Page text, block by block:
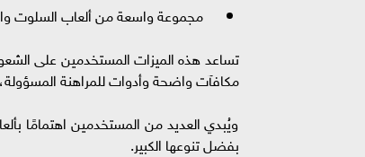
مجموعة واسعة من ألعاب السلوت
تساعد هذه الميزات المستخدمين على
مكافآت واضحة وأدوات للمراهنة
ويُبدي العديد من المستخدمين اهتمامًا
بفضل تنوعها الكبير.